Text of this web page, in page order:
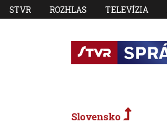
STVR ROZHLAS TELEVÍZIA
Slovensko